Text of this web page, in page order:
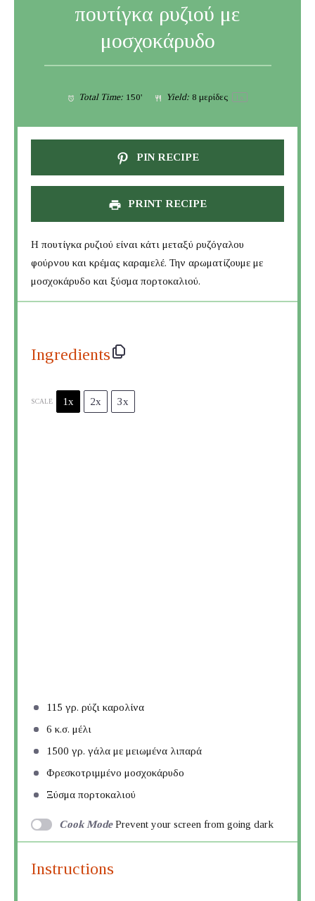
πουτίγκα ρυζιού με
μοσχοκάρυδο
Total Time: 150' Yield: 8 μερίδες 1 x
PIN RECIPE
PRINT RECIPE
Η πουτίγκα ρυζιού είναι κάτι μεταξύ ρυζόγαλου
φούρνου και κρέμας καραμελέ. Την αρωματίζουμε με
μοσχοκάρυδο και ξύσμα πορτοκαλιού.
Ingredients
SCALE 1x 2x 3x
115 γρ. ρύζι καρολίνα
6 κ.σ. μέλι
1500 γρ. γάλα με μειωμένα λιπαρά
Φρεσκοτριμμένο μοσχοκάρυδο
Ξύσμα πορτοκαλιού
Cook Mode Prevent your screen from going dark
Instructions